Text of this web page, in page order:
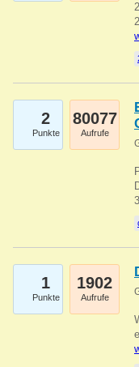
2
Punkte
80077
Aufrufe
1
Punkte
1902
Aufrufe